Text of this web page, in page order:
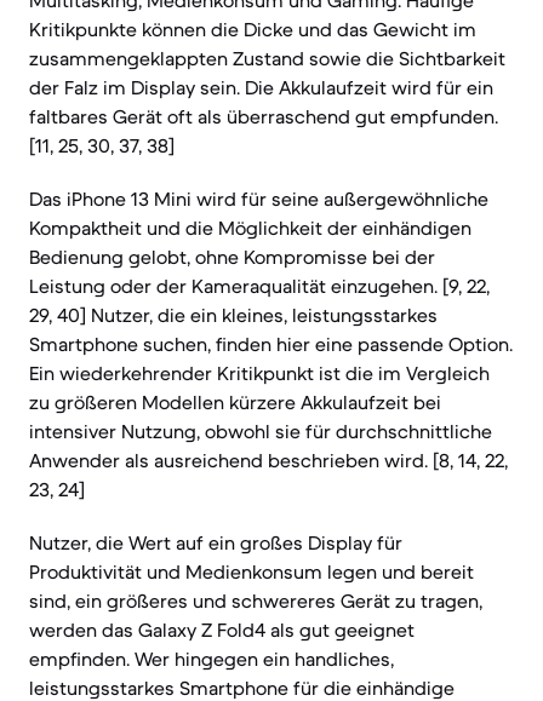
Kritikpunkte können die Dicke und das Gewicht im
zusammengeklappten Zustand sowie die Sichtbarkeit
der Falz im Display sein. Die Akkulaufzeit wird für ein
faltbares Gerät oft als überraschend gut empfunden.
[11, 25, 30, 37, 38]
Das iPhone 13 Mini wird für seine außergewöhnliche
Kompaktheit und die Möglichkeit der einhändigen
Bedienung gelobt, ohne Kompromisse bei der
Leistung oder der Kameraqualität einzugehen. [9, 22,
29, 40] Nutzer, die ein kleines, leistungsstarkes
Smartphone suchen, finden hier eine passende Option.
Ein wiederkehrender Kritikpunkt ist die im Vergleich
zu größeren Modellen kürzere Akkulaufzeit bei
intensiver Nutzung, obwohl sie für durchschnittliche
Anwender als ausreichend beschrieben wird. [8, 14, 22,
23, 24]
Nutzer, die Wert auf ein großes Display für
Produktivität und Medienkonsum legen und bereit
sind, ein größeres und schwereres Gerät zu tragen,
werden das Galaxy Z Fold4 als gut geeignet
empfinden. Wer hingegen ein handliches,
leistungsstarkes Smartphone für die einhändige